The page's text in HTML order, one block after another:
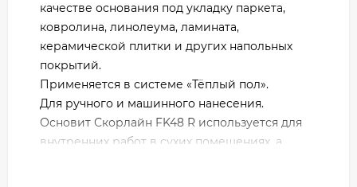
качестве основания под укладку паркета,
ковролина, линолеума, ламината,
керамической плитки и других напольных
покрытий.
Применяется в системе «Тёплый пол».
Для ручного и машинного нанесения.
Основит Скорлайн FK48 R используется для
внутренних работ в сухих помещениях, а